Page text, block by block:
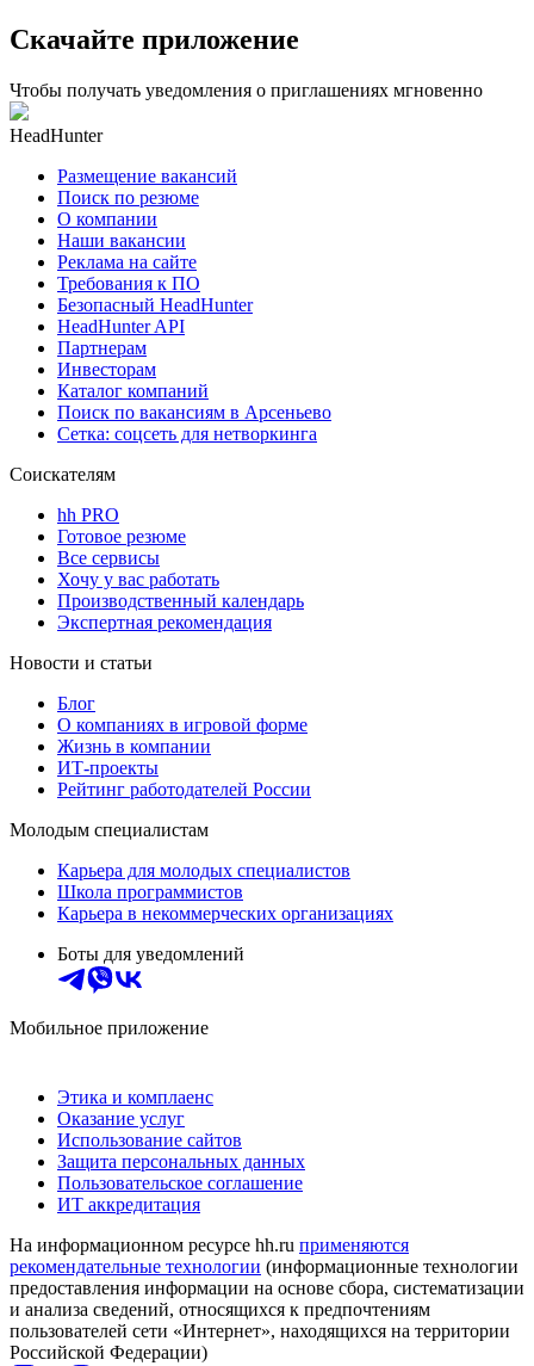
Скачайте приложение
Чтобы получать уведомления о приглашениях мгновенно
HeadHunter
Размещение вакансий
Поиск по резюме
О компании
Наши вакансии
Реклама на сайте
Требования к ПО
Безопасный HeadHunter
HeadHunter API
Партнерам
Инвесторам
Каталог компаний
Поиск по вакансиям в Арсеньево
Сетка: соцсеть для нетворкинга
Соискателям
hh PRO
Готовое резюме
Все сервисы
Хочу у вас работать
Производственный календарь
Экспертная рекомендация
Новости и статьи
Блог
О компаниях в игровой форме
Жизнь в компании
ИТ-проекты
Рейтинг работодателей России
Молодым специалистам
Карьера для молодых специалистов
Школа программистов
Карьера в некоммерческих организациях
Боты для уведомлений
Мобильное приложение
Этика и комплаенс
Оказание услуг
Использование сайтов
Защита персональных данных
Пользовательское соглашение
ИТ аккредитация
На информационном ресурсе hh.ru применяются
рекомендательные технологии (информационные технологии
предоставления информации на основе сбора, систематизации
и анализа сведений, относящихся к предпочтениям
пользователей сети «Интернет», находящихся на территории
Российской Федерации)